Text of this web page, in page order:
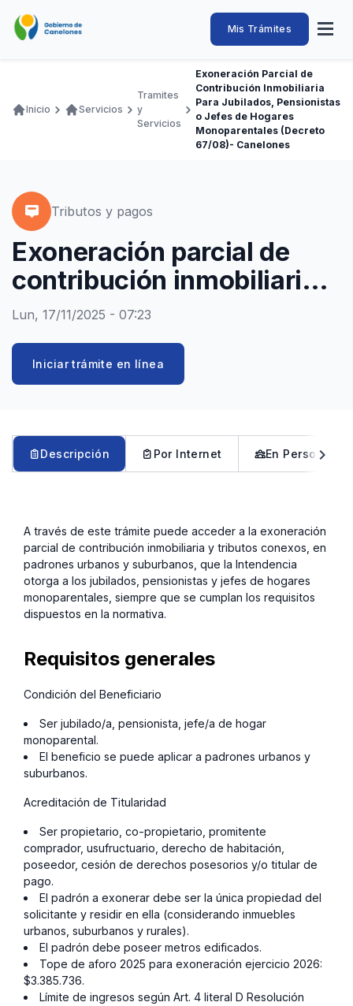
contenido
Intendencia
de
Canelones
Abrir
Navegación
Conozca
Servicios
Desarrollo
Hacemos
De Visita
Disfrutamos
Mis Trámites
Transparencia
Canelones Te Escucha
Teléfonos
de Inicio Servicios
Tramites
y
Servicios
Exoneración Parcial de
Contribución Inmobiliaria
Para Jubilados, Pensionistas
o Jefes de Hogares
Monoparentales (Decreto
67/08)- Canelones
Tributos y pagos
Exoneración parcial de
contribución inmobiliaria
para jubilados,
pensionistas o jefes de
hogares monoparentales
(Decreto 67/08)-
Lun, 17/11/2025 - 07:23
Iniciar trámite en línea
chevron_leftDescripción Por Internet En Persona
chevron_right
A través de este trámite puede acceder a la exoneración
parcial de contribución inmobiliaria y tributos conexos, en
padrones urbanos y suburbanos, que la Intendencia
otorga a los jubilados, pensionistas y jefes de hogares
monoparentales, siempre que se cumplan los requisitos
dispuestos en la normativa.
Requisitos generales
Condición del Beneficiario
Ser jubilado/a, pensionista, jefe/a de hogar
monoparental.
El beneficio se puede aplicar a padrones urbanos y
suburbanos.
Acreditación de Titularidad
Ser propietario, co-propietario, promitente
comprador, usufructuario, derecho de habitación,
poseedor, cesión de derechos posesorios y/o titular de
pago.
El padrón a exonerar debe ser la única propiedad del
solicitante y residir en ella (considerando inmuebles
urbanos, suburbanos y rurales).
El padrón debe poseer metros edificados.
Tope de aforo 2025 para exoneración ejercicio 2026:
$3.385.736.
Límite de ingresos según Art. 4 literal D Resolución